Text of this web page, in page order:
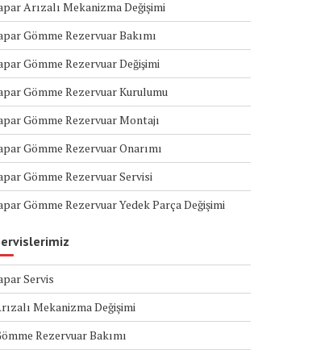
Arızalı Mekanizma Değişimi
Gömme Rezervuar Bakımı
Gömme Rezervuar Değişimi
Gömme Rezervuar Kurulumu
Gömme Rezervuar Montajı
Gömme Rezervuar Onarımı
Gömme Rezervuar Servisi
Gömme Rezervuar Yedek Parça Değişimi
Servis
Mekanizma Değişimi
Rezervuar Bakımı